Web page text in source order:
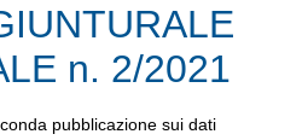
n. 2/2021
pubblicazione sui dati